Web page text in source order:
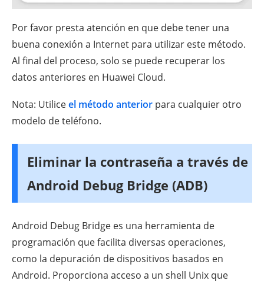
Por favor presta atención en que debe tener una
buena conexión a Internet para utilizar este método.
Al final del proceso, solo se puede recuperar los
datos anteriores en Huawei Cloud.
Nota: Utiliceel método anterior para cualquier otro
modelo de teléfono.
Eliminar la contraseña a través de
Android Debug Bridge (ADB)
Android Debug Bridge es una herramienta de
programación que facilita diversas operaciones,
como la depuración de dispositivos basados en
Android. Proporciona acceso a un shell Unix que